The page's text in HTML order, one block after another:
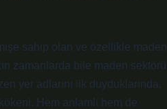
sahip olan ve özellikle maden
zamanlarda bile maden sektörü
yer adlarını ilk duyduklarında,
Hem anlamlı hem de